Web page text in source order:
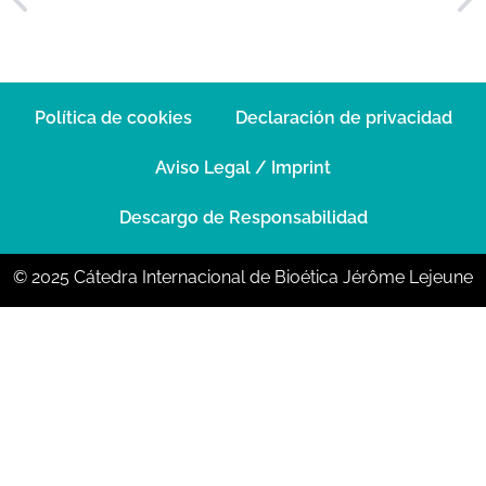
Política de cookies Declaración de privacidad
Aviso Legal / Imprint
Descargo de Responsabilidad
© 2025 Cátedra Internacional de Bioética Jérôme Lejeune